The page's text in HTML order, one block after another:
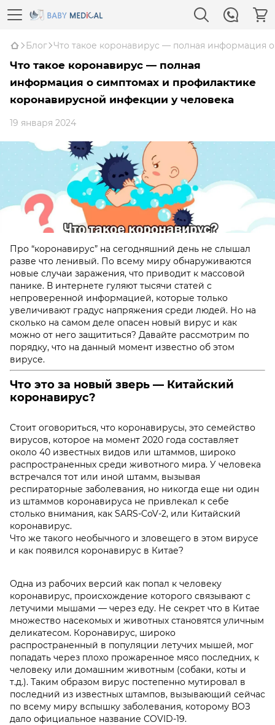
Блог Что такое коронавирус — полная информация
Что такое коронавирус — полная
информация о симптомах и профилактике
коронавирусной инфекции у человека
19 января 2024
Про “коронавирус” на сегодняшний день не слышал
разве что ленивый. По всему миру обнаруживаются
новые случаи заражения, что приводит к массовой
панике. В интернете гуляют тысячи статей с
непроверенной информацией, которые только
увеличивают градус напряжения среди людей. Но на
сколько на самом деле опасен новый вирус и как
можно от него защититься? Давайте рассмотрим по
порядку, что на данный момент известно об этом
вирусе.
Что это за новый зверь — Китайский
коронавирус?
Стоит оговориться, что коронавирусы, это семейство
вирусов, которое на момент 2020 года составляет
около 40 известных видов или штаммов, широко
распространенных среди животного мира. У человека
встречался тот или иной штамм, вызывая
респираторные заболевания, но никогда еще ни один
из штаммов коронавируса не привлекал к себе
столько внимания, как SARS-CoV-2, или Китайский
коронавирус.
Что же такого необычного и зловещего в этом вирусе
и как появился коронавирус в Китае?
Одна из рабочих версий как попал к человеку
коронавирус, происхождение которого связывают с
летучими мышами — через еду. Не секрет что в Китае
множество насекомых и животных становятся уличным
деликатесом. Коронавирус, широко
распространенный в популяции летучих мышей, мог
попадать через плохо прожаренное мясо последних, к
человеку или домашним животным (собаки, коты и
т.д.). Таким образом вирус постепенно мутировал в
последний из известных штампов, вызывающий сейчас
по всему миру вспышку заболевания, которому ВОЗ
дало официальное название COVID-19.